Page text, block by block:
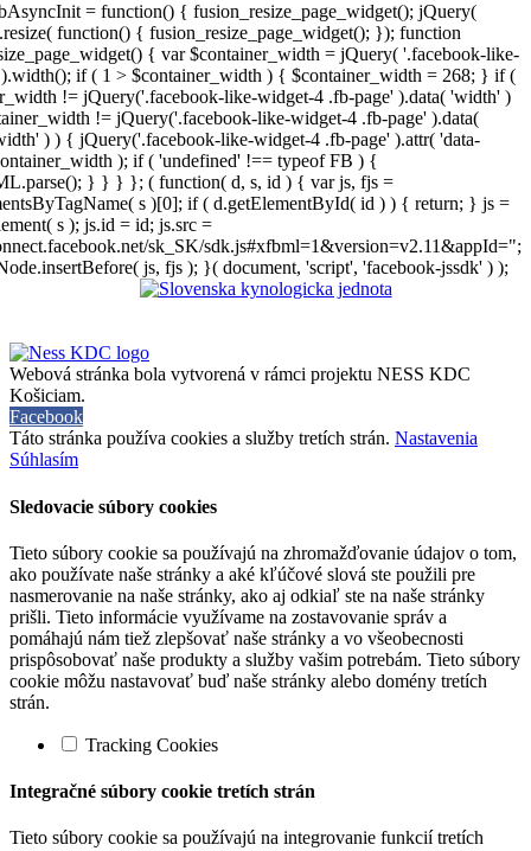
= function() { fusion_resize_page_widget(); jQuery(
function() { fusion_resize_page_widget(); }); function
{ var $container_width = jQuery( '.facebook-like-
if ( 1 > $container_width ) { $container_width = 268; } if (
!= jQuery('.facebook-like-widget-4 .fb-page' ).data( 'width' )
!= jQuery('.facebook-like-widget-4 .fb-page' ).data(
) ) { jQuery('.facebook-like-widget-4 .fb-page' ).attr( 'data-
); if ( 'undefined' !== typeof FB ) {
} } } }; ( function( d, s, id ) { var js, fjs =
s )[0]; if ( d.getElementById( id ) ) { return; } js =
s ); js.id = id; js.src =
sk_SK/sdk.js#xfbml=1&version=v2.11&appId=";
js, fjs ); }( document, 'script', 'facebook-jssdk' ) );
Webová stránka bola vytvorená v rámci projektu NESS KDC
Košiciam.
Facebook
Táto stránka používa cookies a služby tretích strán. Nastavenia
Súhlasím
Sledovacie súbory cookies
Tieto súbory cookie sa používajú na zhromažďovanie údajov o tom,
ako používate naše stránky a aké kľúčové slová ste použili pre
nasmerovanie na naše stránky, ako aj odkiaľ ste na naše stránky
prišli. Tieto informácie využívame na zostavovanie správ a
pomáhajú nám tiež zlepšovať naše stránky a vo všeobecnosti
prispôsobovať naše produkty a služby vašim potrebám. Tieto súbory
cookie môžu nastavovať buď naše stránky alebo domény tretích
strán.
Tracking Cookies
Integračné súbory cookie tretích strán
Tieto súbory cookie sa používajú na integrovanie funkcií tretích